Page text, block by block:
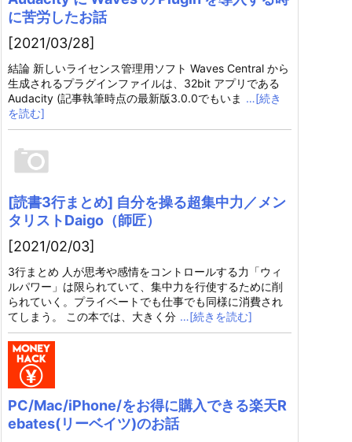
に苦労したお話
[2021/03/28]
結論 新しいライセンス管理用ソフト Waves Central から
生成されるプラグインファイルは、32bit アプリである
Audacity (記事執筆時点の最新版3.0.0でもいま …[続き
を読む]
[読書3行まとめ] 自分を操る超集中力／メン
タリストDaigo（師匠）
[2021/02/03]
3行まとめ 人が思考や感情をコントロールする力「ウィ
ルパワー」は限られていて、集中力を行使するために削
られていく。プライベートでも仕事でも同様に消費され
てしまう。 この本では、大きく分 …[続きを読む]
PC/Mac/iPhone/をお得に購入できる楽天R
ebates(リーベイツ)のお話